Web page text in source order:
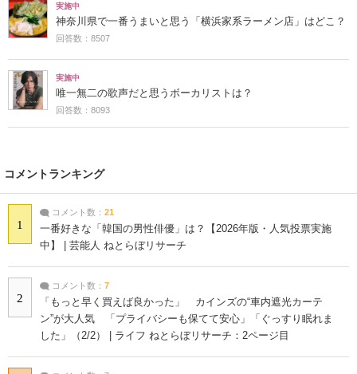
実施中
神奈川県で一番うまいと思う「横浜家系ラーメン店」はどこ？
回答数：8507
実施中
唯一無二の歌声だと思うボーカリストは？
回答数：8093
コメントランキング
1
コメント数： 21
一番好きな「韓国の男性俳優」は？【2026年版・人気投票実施
中】 | 芸能人 ねとらぼリサーチ
2
コメント数： 7
「もっと早く買えば良かった」 カインズの“車内遮光カーテ
ン”が大人気 「プライバシーも保てて安心」「ぐっすり眠れま
した」（2/2） | ライフ ねとらぼリサーチ：2ページ目